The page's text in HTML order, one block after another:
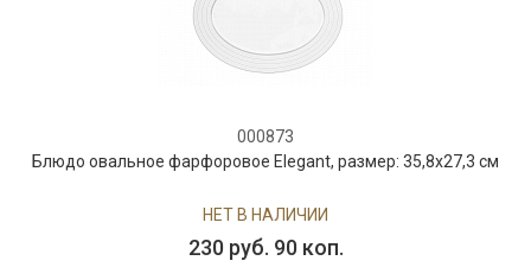
000873
Блюдо овальное фарфоровое Elegant, размер: 35,8х27,3 см
НЕТ В НАЛИЧИИ
230 руб. 90 коп.